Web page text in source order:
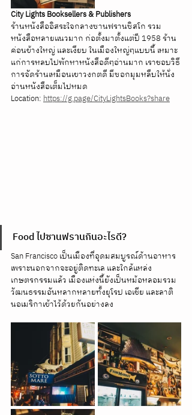
City Lights Booksellers & Publishers
ร้านหนังสืออิสระใจกลางซานฟรานซิสโก รวม
หนังสือหลายแนวมาก ก่อตั้งมาตั้งแต่ปี 1958 ร้าน
ค่อนข้างใหญ่ และเงียบ ในเมืองใหญ่ๆแบบนี้ เหมาะ
แก่การหลบไปพักหาหนังสือดีๆอ่านมาก เราชอบวิธี
การจัดร้านเหมือนเขาวงกตดี มีซอกมุมหลืบให้นั่ง
อ่านหนังสือเต็มไปหมด
Location: https://g.page/CityLightsBooks?share
Food ไปซานฟรานกินอะไรดี?
San Francisco เป็นเมืองที่อุดมสมบูรณ์ด้านอาหาร
เพราะนอกจากจะอยู่ติดทะเล และใกล้แหล่ง
เกษตรกรรมแล้ว เมืองแห่งนี้ยังเป็นหม้อหลอมรวม
วัฒนธรรมอันหลากหลายทั้งยุโรป เอเชีย และลาติ
นอเมริกาเข้าไว้ด้วยกันอย่างลง